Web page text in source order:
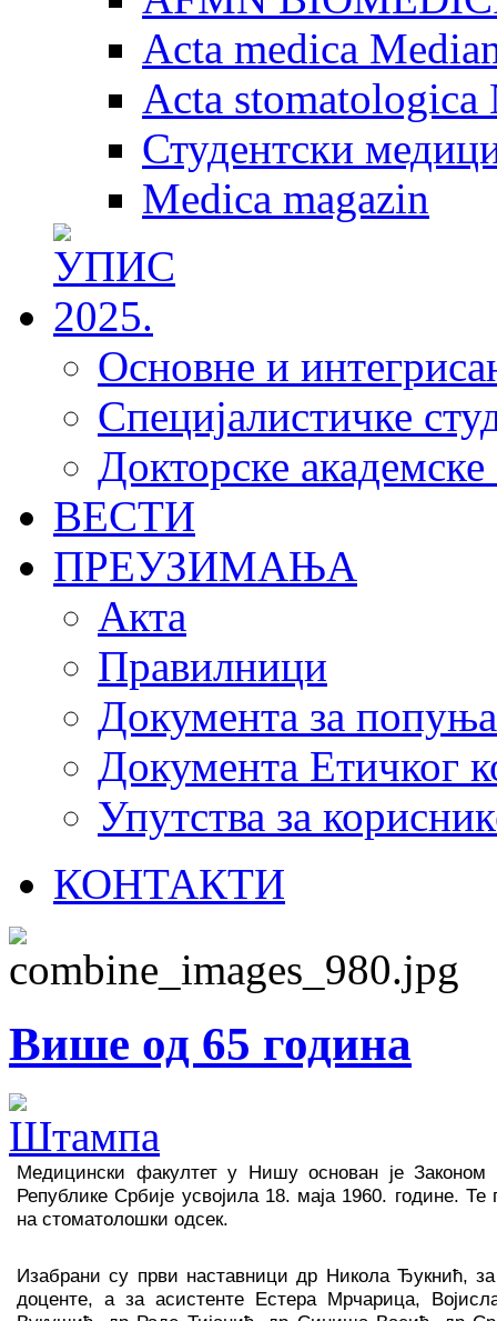
Acta medica
Acta stomatologica
Студентски
Medica magazin
Основне и
Специјалистичке
Докторске академске
ВЕСТИ
ПРЕУЗИМАЊА
Акта
Правилници
Документа за
Документа Етичког
Упутства за
КОНТАКТИ
Више од 65 година
Медицински факултет у Нишу основан је
Републике Србије усвојила 18. маја 1960. године.
на стоматолошки одсек.
Изабрани су први наставници др Никола Ђукнић,
доценте, а за асистенте Естера Мрчарица,